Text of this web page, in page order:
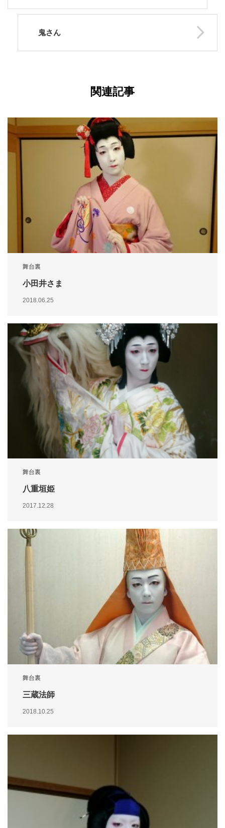
鬼さん
関連記事
舞台裏
小田井さま
2018.06.25
舞台裏
八重垣姫
2017.12.28
舞台裏
三蔵法師
2018.10.25